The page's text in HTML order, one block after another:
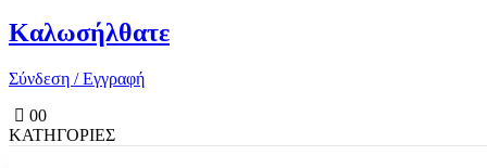
Καλωσήλθατε
Σύνδεση / Εγγραφή
00
ΚΑΤΗΓΟΡΙΕΣ